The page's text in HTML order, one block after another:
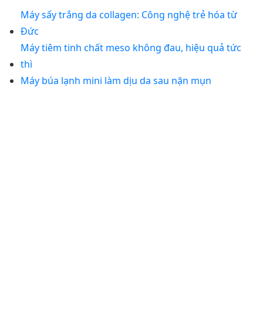
Máy sấy trắng da collagen: Công nghệ trẻ hóa từ
Đức
Máy tiêm tinh chất meso không đau, hiệu quả tức
thì
Máy búa lạnh mini làm dịu da sau nặn mụn